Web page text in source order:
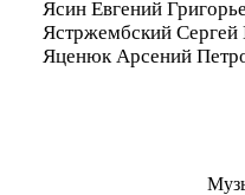
Ясин Евгений
Ястржембский
Яценюк Арсений